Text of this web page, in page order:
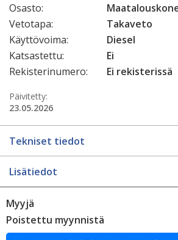
Osasto:
Vetotapa:
Takaveto
Käyttövoima:
Diesel
Katsastettu:
Ei
Rekisterinumero:
Ei rekisterissä
Päivitetty:
23.05.2026
Tekniset tiedot
Lisätiedot
Myyjä
Poistettu myynnistä